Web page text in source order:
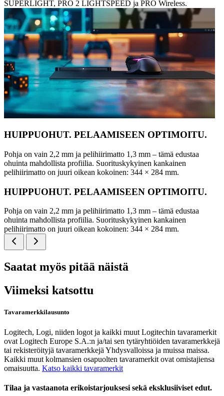
SUPERLIGHT, PRO 2 LIGHTSPEED ja PRO Wireless.
HUIPPUOHUT. PELAAMISEEN OPTIMOITU.
Pohja on vain 2,2 mm ja pelihiirimatto 1,3 mm – tämä edustaa
ohuinta mahdollista profiilia. Suorituskykyinen kankainen
pelihiirimatto on juuri oikean kokoinen: 344 × 284 mm.
HUIPPUOHUT. PELAAMISEEN OPTIMOITU.
Pohja on vain 2,2 mm ja pelihiirimatto 1,3 mm – tämä edustaa
ohuinta mahdollista profiilia. Suorituskykyinen kankainen
pelihiirimatto on juuri oikean kokoinen: 344 × 284 mm.
Saatat myös pitää näistä
Viimeksi katsottu
Tavaramerkkilausunto
Logitech, Logi, niiden logot ja kaikki muut Logitechin tavaramerkit
ovat Logitech Europe S.A.:n ja/tai sen tytäryhtiöiden tavaramerkkejä
tai rekisteröityjä tavaramerkkejä Yhdysvalloissa ja muissa maissa.
Kaikki muut kolmansien osapuolten tavaramerkit ovat omistajiensa
omaisuutta. Katso kaikki tavaramerkit
Tilaa ja vastaanota erikoistarjouksesi sekä eksklusiiviset edut.